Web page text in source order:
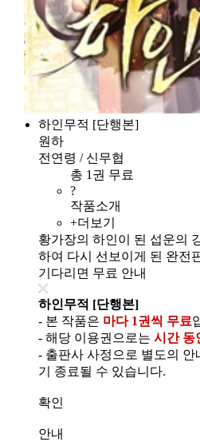
하인무적 [단행본]
원하
전연령 / 신무협
총 1권 무료
?
작품소개
+더보기
황가장의 하인이 된 섭운의
하여 다시 선보이게 된 완전
기다리면 무료 안내
하인무적 [단행본]
- 본 작품은 마다 1권씩 무료
- 해당 이용권으로는 시간 동
- 출판사 사정으로 별도의
기 종료될 수 있습니다.
확인
안내